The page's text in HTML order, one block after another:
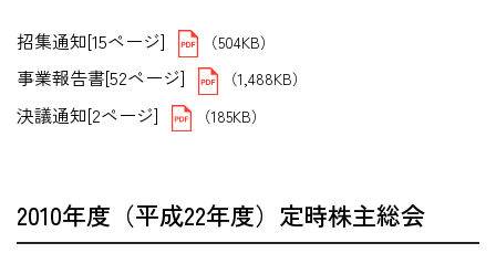
招集通知[15ページ] （504KB）
事業報告書[52ページ] （1,488KB）
決議通知[2ページ] （185KB）
2010年度（平成22年度）定時株主総会